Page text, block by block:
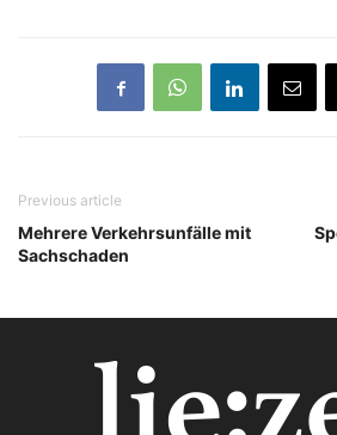
Previous article
Mehrere Verkehrsunfälle mit
Sachschaden